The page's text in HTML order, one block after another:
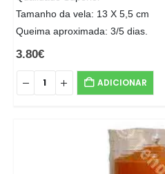
Tamanho da vela: 13 X 5,5 cm
Queima aproximada: 3/5 dias.
3.80€
ADICIONAR